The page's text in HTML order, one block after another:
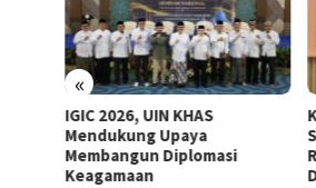
«
IGIC 2026, UIN KHAS
Mendukung Upaya
Membangun Diplomasi
Keagamaan